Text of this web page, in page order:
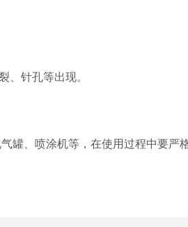
、针孔等出现。
罐、喷涂机等，在使用过程中要严